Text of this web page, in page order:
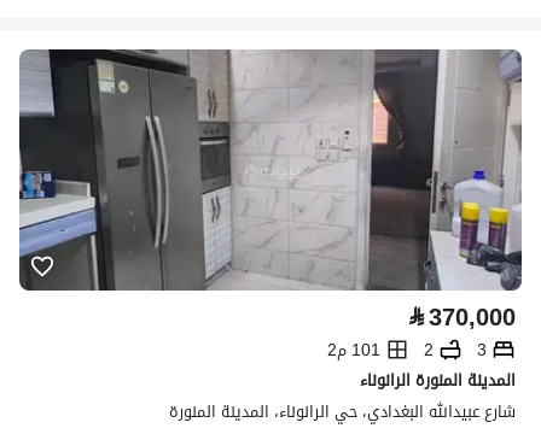
⃁370,000
3
2
101 م2
المدينة المنورة الرانوناء
شارع عبيدالله البغدادي، حي الرانوناء، المدينة المنورة